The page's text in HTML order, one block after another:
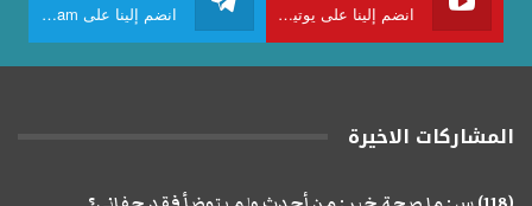
انضم إلينا على يوتيوب انضم إلينا على Telegram
المشاركات الاخيرة